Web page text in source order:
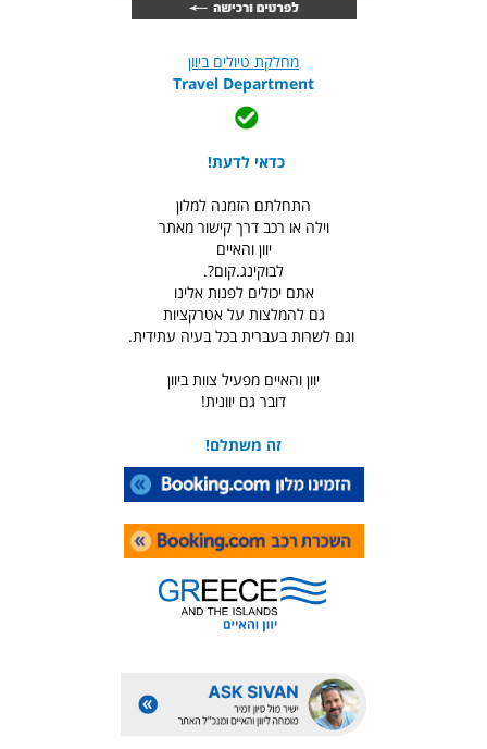
מחלקת טיולים ביוון
Travel Department
כדאי לדעת!
התחלתם הזמנה למלון
וילה או רכב דרך קישור מאתר
יוון והאיים
לבוקינג.קום?.
אתם יכולים לפנות אלינו
גם להמלצות על אטרקציות
וגם לשרות בעברית בכל בעיה עתידית.
יוון והאיים מפעיל צוות ביוון
דובר גם יוונית!
זה משתלם!